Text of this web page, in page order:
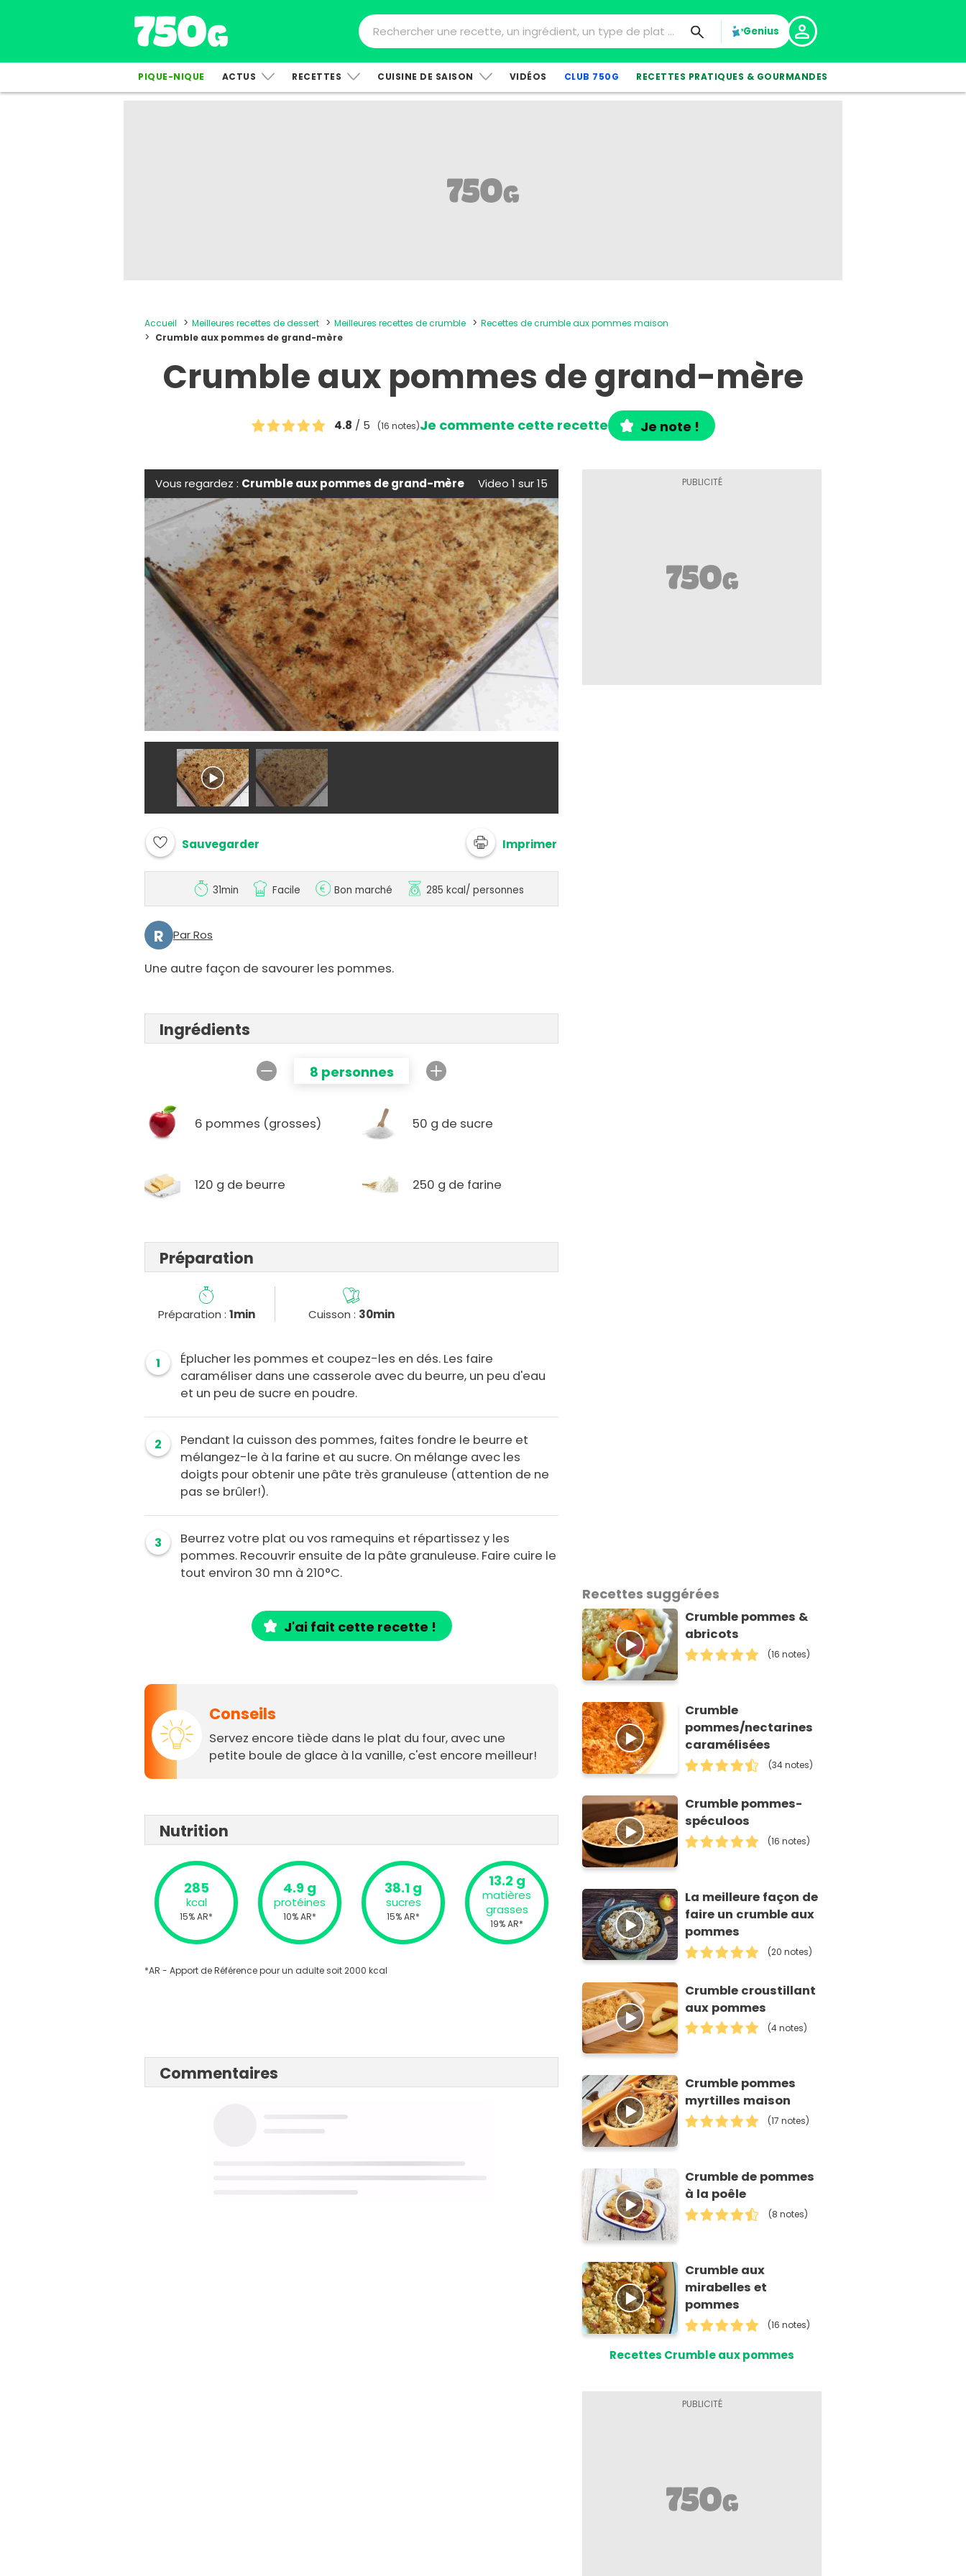
Genius
PIQUE-NIQUE ACTUS RECETTES CUISINE DE SAISON VIDÉOS CLUB 750G RECETTES PRATIQUES & GOURMANDES
Accueil Meilleures recettes de dessert Meilleures recettes de crumble
Recettes de crumble aux pommes maison
Crumble aux pommes de grand-mère
Crumble aux pommes de grand-mère
4.8 / 5 (16 notes)Je commente cette recette Je note !
Vous regardez : Crumble aux pommes de grand-mère Video 1 sur 15
Sauvegarder Imprimer
31min Facile Bon marché 285 kcal/ personnes
R Par Ros
Une autre façon de savourer les pommes.
Ingrédients
8 personnes
6 pommes (grosses) 50 g de sucre
120 g de beurre 250 g de farine
Préparation
Préparation : 1min Cuisson : 30min
1
Éplucher les pommes et coupez-les en dés. Les faire
caraméliser dans une casserole avec du beurre, un peu d'eau
et un peu de sucre en poudre.
2
Pendant la cuisson des pommes, faites fondre le beurre et
mélangez-le à la farine et au sucre. On mélange avec les
doigts pour obtenir une pâte très granuleuse (attention de ne
pas se brûler!).
3
Beurrez votre plat ou vos ramequins et répartissez y les
pommes. Recouvrir ensuite de la pâte granuleuse. Faire cuire le
tout environ 30 mn à 210°C.
J'ai fait cette recette !
Conseils
Servez encore tiède dans le plat du four, avec une
petite boule de glace à la vanille, c'est encore meilleur!
Nutrition
285
kcal
15% AR*
4.9 g
protéines
10% AR*
38.1 g
sucres
15% AR*
13.2 g
matières
grasses
19% AR*
*AR - Apport de Référence pour un adulte soit 2000 kcal
Commentaires
Recettes suggérées
Crumble pommes &
abricots
(16 notes)
Crumble
pommes/nectarines
caramélisées
(34 notes)
Crumble pommes-
spéculoos
(16 notes)
La meilleure façon de
faire un crumble aux
pommes
(20 notes)
Crumble croustillant
aux pommes
(4 notes)
Crumble pommes
myrtilles maison
(17 notes)
Crumble de pommes
à la poêle
(8 notes)
Crumble aux
mirabelles et
pommes
(16 notes)
Recettes Crumble aux pommes